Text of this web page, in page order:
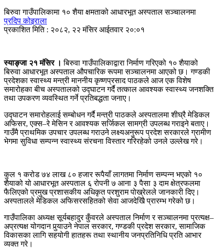
बिरुवा गाउँपालिकामा १० शैया क्षमताको आधारभूत अस्पताल सञ्चालनमा
प्रदिप कोइराला
प्रकाशित मिति : २०८२, २२ मंसिर आईतवार २०:०१
स्याङ्जा २१ मंसिर । बिरुवा गाउँपालिकाद्वारा निर्माण गरिएको १० शैयाको
बिरुवा आधारभूत अस्पताल औपचारिक रूपमा सञ्चालनमा आएको छ। गण्डकी
प्रदेशका स्वास्थ्य मन्त्री माननीय कृष्णप्रसाद पाठकले आज एक विशेष
समारोहका बीच अस्पतालको उद्घाटन गर्दै तत्काल आवश्यक स्वास्थ्य जनशक्ति
तथा उपकरण व्यवस्थित गर्ने प्रतिबद्धता जनाए।
उद्घाटन समारोहलाई सम्बोधन गर्दै मन्त्री पाठकले अस्पतालमा शीघ्रै मेडिकल
अफिसर, एक्स–रे मेसिन र आवश्यक सर्जिकल सामग्री उपलब्ध गराइने बताए।
गाउँमै प्राथमिक उपचार उपलब्ध गराउने लक्ष्यअनुरूप प्रदेश सरकारले ग्रामीण
भेगमा सुविधा सम्पन्न स्वास्थ्य संरचना विस्तार गरिरहेको उनले उल्लेख गरे।
कुल १ करोड ७४ लाख ८० हजार रूपैयाँ लागतमा निर्माण सम्पन्न भएको १०
शैयाको यो आधारभूत अस्पताल ६ रोपनी ७ आना ३ पैसा ३ दाम क्षेत्रफलमा
फैलिएको प्रमुख प्रशासकीय अधिकृत परशुराम पोख्रेलले जानकारी दिए।
अस्पतालले मेडिकल अफिसरसहितको सेवा आजदेखिै प्रारम्भ गरेको छ।
गाउँपालिका अध्यक्ष सूर्यबहादुर कुँवरले अस्पताल निर्माण र सञ्चालनमा प्रत्यक्ष–
अप्रत्यक्ष योगदान पुर्‍याउने नेपाल सरकार, गण्डकी प्रदेश सरकार, सामाजिक
विकासका लागि सहयोगी हातहरू तथा स्थानीय जनप्रतिनिधि प्रति आभार
व्यक्त गरे।